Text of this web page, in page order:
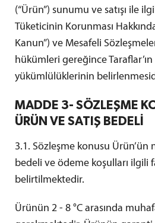
(“Ürün”) sunumu ve satışı ile
Tüketicinin Korunması
Kanun”) ve Mesafeli
hükümleri gereğince Taraflar’ın
yükümlülüklerinin
MADDE 3- SÖZLEŞME
ÜRÜN VE SATIŞ BEDELİ
3.1. Sözleşme konusu Ürün’ün
bedeli ve ödeme koşulları ilgili
belirtilmektedir.
Ürünün 2 - 8 °C arasında